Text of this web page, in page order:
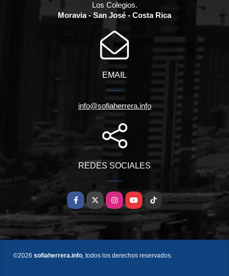
Los Colegios.
Moravia - San José - Costa Rica
EMAIL
info@sofiaherrera.info
REDES SOCIALES
Facebook
X InstagramYouTubeTikTok
©2026 sofiaherrera.info, todos los derechos reservados.